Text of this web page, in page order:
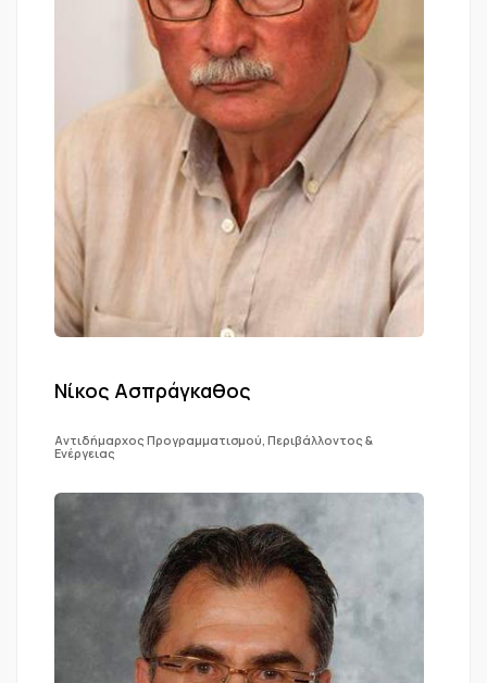
Νίκος Ασπράγκαθος
Αντιδήμαρχος Προγραμματισμού, Περιβάλλοντος &
Ενέργειας